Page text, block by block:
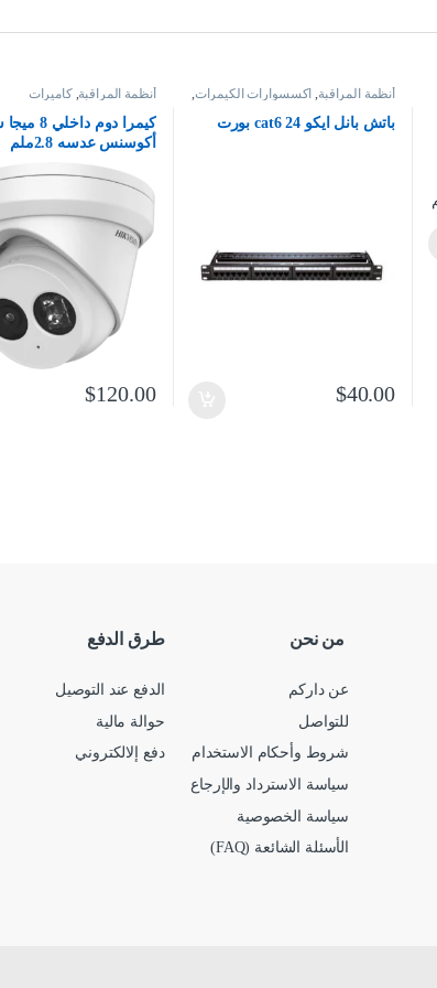
أنظمة المراقبة اكسسوارات الكيمرات
باتش بانل ايكو cat6 24 بورت
$40.00
أنظمة المراقبة ,كاميرات
كيمرا دوم
أكوسنس عدسه 2.8ملم
$120.00
من نحن
عن داركم
للتواصل
شروط وأحكام الاستخدام
سياسة الاسترداد والإرجاع
سياسة الخصوصية
الأسئلة الشائعة (FAQ)
طرق الدفع
الدفع عند التوصيل
حوالة مالية
دفع إلالكتروني